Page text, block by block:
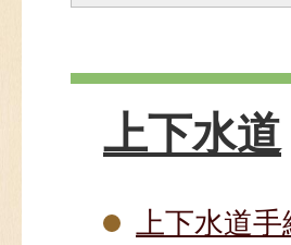
上下水道
上下水道